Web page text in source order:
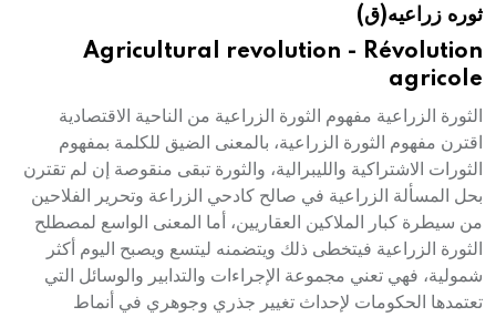
هيئة الموسوعة العربية تطلق موسوعات جديدة في عام 2026ثوره زراعيه(ق)
Agricultural revolution - Révolution
agricole
الثورة الزراعية مفهوم الثورة الزراعية من الناحية الاقتصادية
اقترن مفهوم الثورة الزراعية، بالمعنى الضيق للكلمة بمفهوم
الثورات الاشتراكية والليبرالية، والثورة تبقى منقوصة إن لم تقترن
بحل المسألة الزراعية في صالح كادحي الزراعة وتحرير الفلاحين
من سيطرة كبار الملاكين العقاريين، أما المعنى الواسع لمصطلح
الثورة الزراعية فيتخطى ذلك ويتضمنه ليتسع ويصبح اليوم أكثر
شمولية، فهي تعني مجموعة الإجراءات والتدابير والوسائل التي
تعتمدها الحكومات لإحداث تغيير جذري وجوهري في أنماط